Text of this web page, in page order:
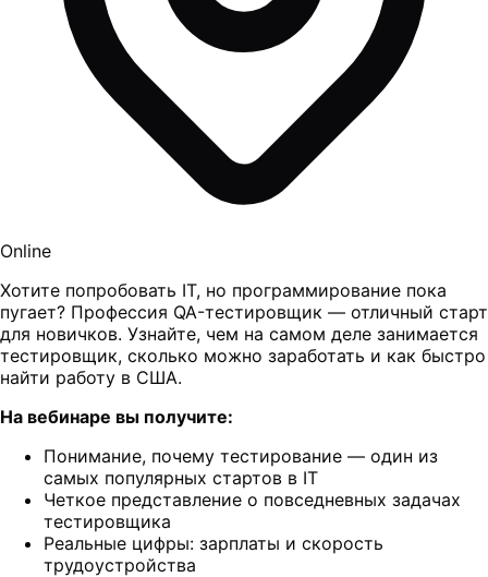
Online
Хотите попробовать IT, но программирование пока
пугает? Профессия QA-тестировщик — отличный старт
для новичков. Узнайте, чем на самом деле занимается
тестировщик, сколько можно заработать и как быстро
найти работу в США.
На вебинаре вы получите:
Понимание, почему тестирование — один из
самых популярных стартов в IT
Четкое представление о повседневных задачах
тестировщика
Реальные цифры: зарплаты и скорость
трудоустройства